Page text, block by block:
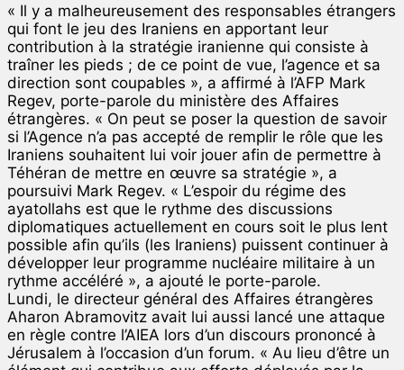
« Il y a malheureusement des responsables étrangers
qui font le jeu des Iraniens en apportant leur
contribution à la stratégie iranienne qui consiste à
traîner les pieds ; de ce point de vue, l’agence et sa
direction sont coupables », a affirmé à l’AFP Mark
Regev, porte-parole du ministère des Affaires
étrangères. « On peut se poser la question de savoir
si l’Agence n’a pas accepté de remplir le rôle que les
Iraniens souhaitent lui voir jouer afin de permettre à
Téhéran de mettre en œuvre sa stratégie », a
poursuivi Mark Regev. « L’espoir du régime des
ayatollahs est que le rythme des discussions
diplomatiques actuellement en cours soit le plus lent
possible afin qu’ils (les Iraniens) puissent continuer à
développer leur programme nucléaire militaire à un
rythme accéléré », a ajouté le porte-parole.
Lundi, le directeur général des Affaires étrangères
Aharon Abramovitz avait lui aussi lancé une attaque
en règle contre l’AIEA lors d’un discours prononcé à
Jérusalem à l’occasion d’un forum. « Au lieu d’être un